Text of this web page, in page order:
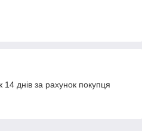
днів за рахунок покупця